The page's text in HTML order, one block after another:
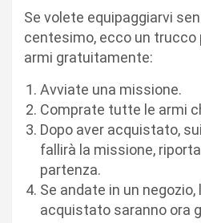
Se volete equipaggiarvi
centesimo, ecco un
armi gratuitamente:
Avviate una missione.
Comprate tutte le armi
Dopo aver acquistato,
fallirà la missione,
partenza.
Se andate in un
acquistato saranno ora